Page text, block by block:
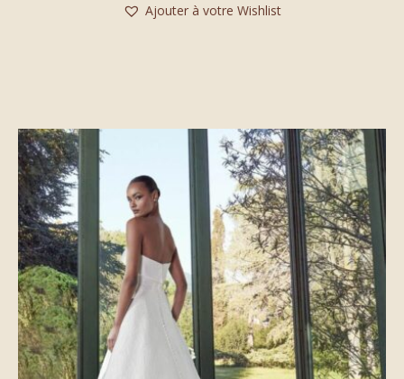
Ajouter à votre Wishlist